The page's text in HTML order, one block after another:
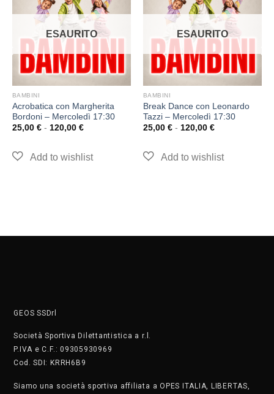
ESAURITO
BAMBINI
Acrobatica con Margherita
Bordoni – Mercoledì 17:30
25,00 € - 120,00 €
ESAURITO
BAMBINI
Break Dance con Leonardo
Tazzi – Mercoledì 17:30
25,00 € - 120,00 €
GEOS SSDrl
Società Sportiva Dilettantistica a r.l.
P.IVA e C.F.: 09305930969
Cod. SDI: KRRH6B9
Siamo una società sportiva affiliata a OPES ITALIA, LIBERTAS,